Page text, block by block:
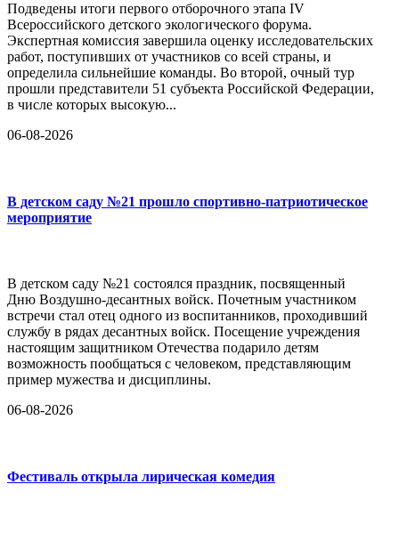
Подведены итоги первого отборочного этапа IV
Всероссийского детского экологического форума.
Экспертная комиссия завершила оценку исследовательских
работ, поступивших от участников со всей страны, и
определила сильнейшие команды. Во второй, очный тур
прошли представители 51 субъекта Российской Федерации,
в числе которых высокую...
06-08-2026
В детском саду №21 прошло спортивно-патриотическое
мероприятие
В детском саду №21 состоялся праздник, посвященный
Дню Воздушно-десантных войск. Почетным участником
встречи стал отец одного из воспитанников, проходивший
службу в рядах десантных войск. Посещение учреждения
настоящим защитником Отечества подарило детям
возможность пообщаться с человеком, представляющим
пример мужества и дисциплины.
06-08-2026
Фестиваль открыла лирическая комедия